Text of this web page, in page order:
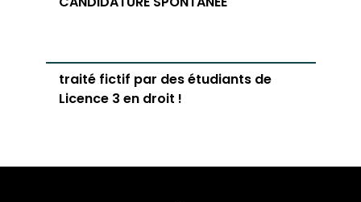
traité fictif par des étudiants de
Licence 3 en droit !